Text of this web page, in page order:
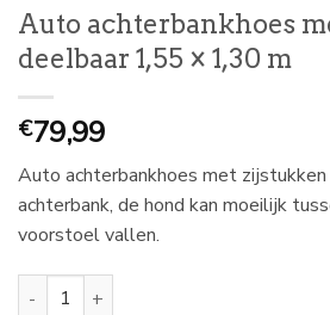
Auto achterbankhoes
deelbaar 1,55 × 1,30 m
€79,99
Auto achterbankhoes met
achterbank, de hond kan moeilijk
voorstoel vallen.
Auto achterbankhoes met zijstukken